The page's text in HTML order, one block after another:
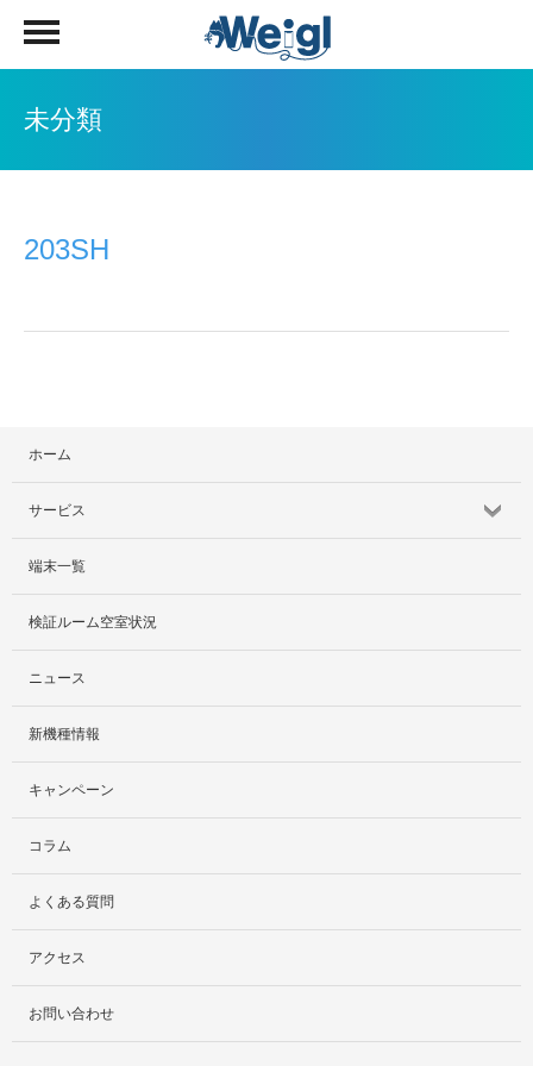
未分類
203SH
ホーム
サービス
サービス紹介
社外貸出プラン
検証ルーム
料金プラン
レンタルルームプラン
お手軽検証パック
端末一覧
検証ルーム空室状況
ニュース
新機種情報
キャンペーン
コラム
よくある質問
アクセス
お問い合わせ